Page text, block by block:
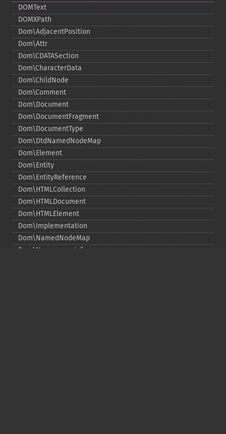
DOMText
DOMXPath
Dom\AdjacentPosition
Dom\Attr
Dom\CDATASection
Dom\CharacterData
Dom\ChildNode
Dom\Comment
Dom\Document
Dom\DocumentFragment
Dom\DocumentType
Dom\DtdNamedNodeMap
Dom\Element
Dom\Entity
Dom\EntityReference
Dom\HTMLCollection
Dom\HTMLDocument
Dom\HTMLElement
Dom\Implementation
Dom\NamedNodeMap
Dom\NamespaceInfo